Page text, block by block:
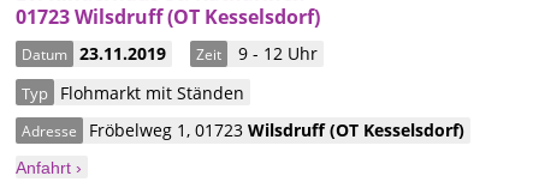
01723 Wilsdruff (OT Kesselsdorf)
Datum 23.11.2019 Zeit 9 - 12 Uhr
Typ Flohmarkt mit Ständen
Adresse Fröbelweg 1,01723Wilsdruff(OT Kesselsdorf)
Anfahrt ›